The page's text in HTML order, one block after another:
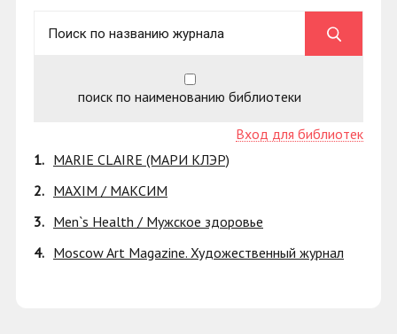
поиск по наименованию библиотеки
Вход для библиотек
1. MARIE CLAIRE (МАРИ КЛЭР)
2. MAXIM / МАКСИМ
3. Men`s Health / Мужское здоровье
4. Moscow Art Magazine. Художественный журнал